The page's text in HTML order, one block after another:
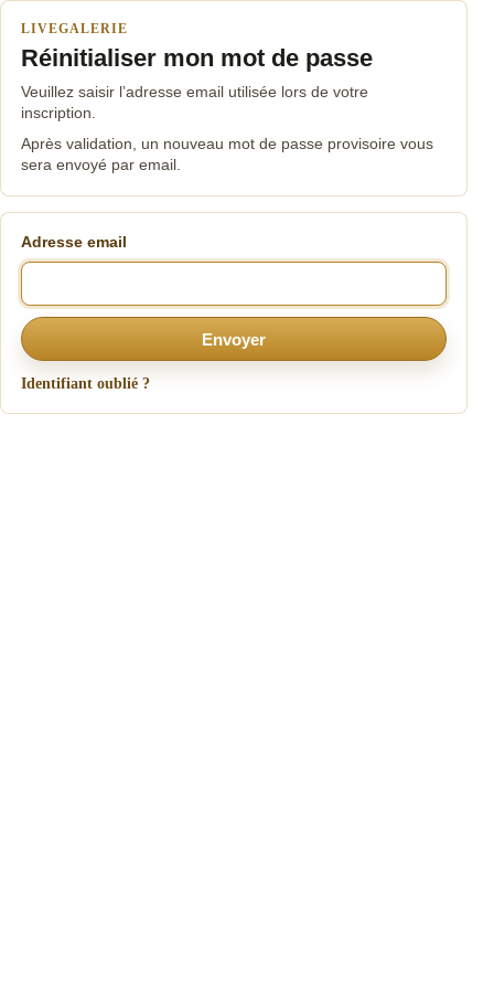
LIVEGALERIE
Réinitialiser mon mot de passe
Veuillez saisir l’adresse email utilisée lors de votre
inscription.
Après validation, un nouveau mot de passe provisoire vous
sera envoyé par email.
Adresse email
Envoyer
Identifiant oublié ?